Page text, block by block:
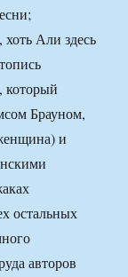
Али здесь
который
Брауном,
и
остальных
авторов